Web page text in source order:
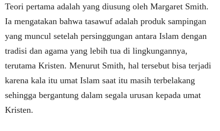
Teori pertama adalah yang diusung oleh Margaret Smith.
Ia mengatakan bahwa tasawuf adalah produk sampingan
yang muncul setelah persinggungan antara Islam dengan
tradisi dan agama yang lebih tua di lingkungannya,
terutama Kristen. Menurut Smith, hal tersebut bisa terjadi
karena kala itu umat Islam saat itu masih terbelakang
sehingga bergantung dalam segala urusan kepada umat
Kristen.